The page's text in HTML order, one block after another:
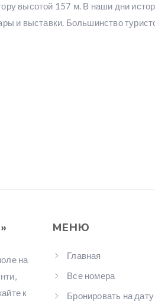
высотой 157 м. В наши дни
и выставки. Большинство
на
к
МЕНЮ
Главная
Все номера
Бронировать на дату